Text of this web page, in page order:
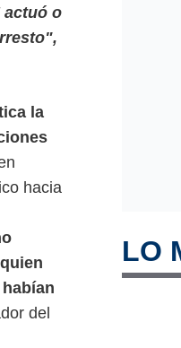
actuó o
la
hacia
del
LO